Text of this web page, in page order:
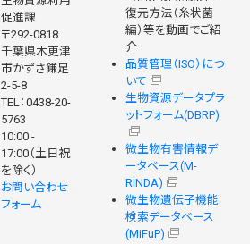
促進課
〒292-0818
千葉県木更津
市かずさ鎌足
2-5-8
TEL：0438-20-
5763
10:00 -
17:00（土日祝
を除く）
お問い合わせ
フォーム
復元方法（糸状菌
編）等を動画でご紹
介
品質管理（ISO）につ
いて
生物資源データプラ
ットフォーム(DBRP)
微生物有害情報デ
ータベース(M-
RINDA)
微生物遺伝子機能
検索データベース
(MiFuP)